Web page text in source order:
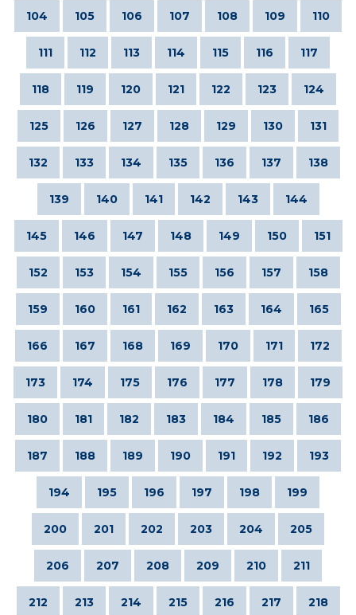
104 105 106 107 108 109 110
111 112 113 114 115 116 117
118 119 120 121 122 123 124
125 126 127 128 129 130 131
132 133 134 135 136 137 138
139 140 141 142 143 144
145 146 147 148 149 150 151
152 153 154 155 156 157 158
159 160 161 162 163 164 165
166 167 168 169 170 171 172
173 174 175 176 177 178 179
180 181 182 183 184 185 186
187 188 189 190 191 192 193
194 195 196 197 198 199
200 201 202 203 204 205
206 207 208 209 210 211
212 213 214 215 216 217 218